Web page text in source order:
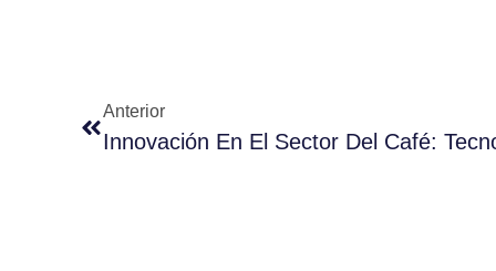
Anterior
Innovación En El Sector Del Café: